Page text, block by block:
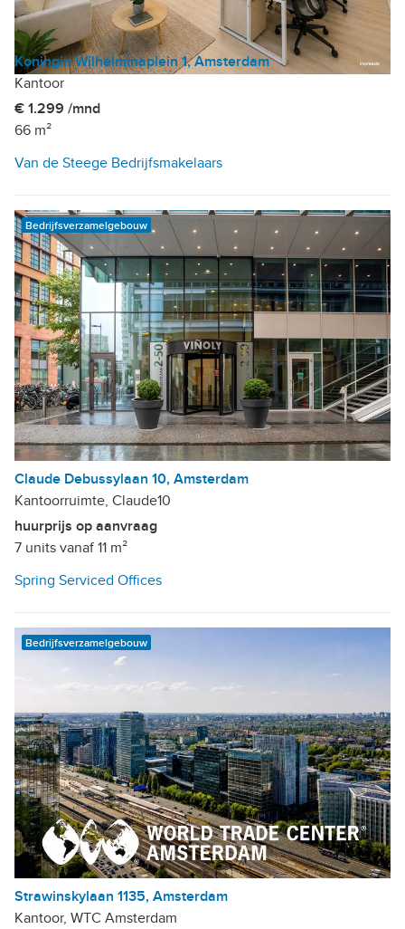
Koningin Wilhelminaplein 1, Amsterdam
Kantoor
€ 1.299 /mnd
66 m²
Van de Steege Bedrijfsmakelaars
Bedrijfsverzamelgebouw
Claude Debussylaan 10, Amsterdam
Kantoorruimte, Claude10
huurprijs op aanvraag
7 units vanaf 11 m²
Spring Serviced Offices
Bedrijfsverzamelgebouw
Strawinskylaan 1135, Amsterdam
Kantoor, WTC Amsterdam